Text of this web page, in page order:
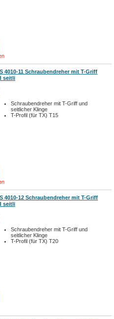
4010-11 Schraubendreher mit T-Griff
seitli
Schraubendreher mit T-Griff und
seitlicher Klinge
T-Profil (für TX) T15
4010-12 Schraubendreher mit T-Griff
seitli
Schraubendreher mit T-Griff und
seitlicher Klinge
T-Profil (für TX) T20